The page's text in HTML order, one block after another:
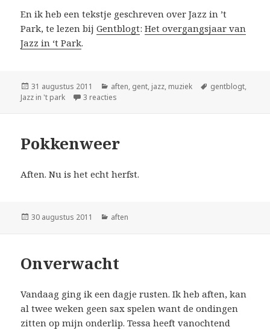
En ik heb een tekstje geschreven over Jazz in ’t
Park, te lezen bijGentblogt:Het overgangsjaar van
Jazz in ‘t Park.
Geplaatst
op
31 augustus 2011 Categorieën
aften, gent, jazz, muziek Tags
gentblogt,
Jazz in 't park
3 reacties
Pokkenweer
Aften. Nu is het echt herfst.
Geplaatst
30 augustus 2011 Categorieën
aften
Onverwacht
Vandaag ging ik een dagje rusten. Ik heb aften, kan
al twee weken geen sax spelen want de ondingen
zitten op mijn onderlip. Tessa heeft vanochtend